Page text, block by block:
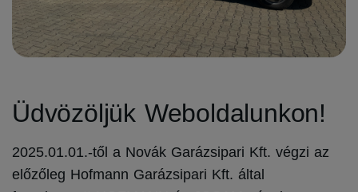
Üdvözöljük Weboldalunkon!
2025.01.01.-től a Novák Garázsipari Kft. végzi az
előzőleg Hofmann Garázsipari Kft. által